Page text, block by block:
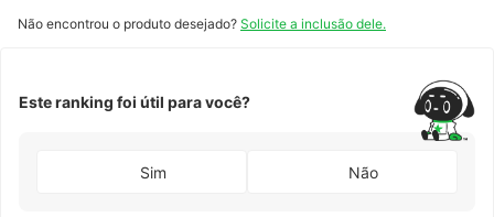
Não encontrou o produto desejado? Solicite a inclusão dele.
Este ranking foi útil para você?
Sim Não